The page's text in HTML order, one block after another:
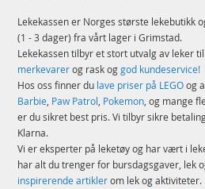
Lekekassen er Norges største lekebutikk
(1 - 3 dager) fra vårt lager i Grimstad.
Lekekassen tilbyr et stort utvalg av leker
merkevarerog rask oggod kundeservice!
Hos oss finner du lave priser på LEGOog
Barbie, Paw Patrol, Pokemon, og mange
er du sikret best pris. Vi tilbyr sikre
Klarna.
Vi er eksperter på leketøy og har vært i
har alt du trenger for bursdagsgaver, lek
inspirerende artiklerom lek og aktiviteter.